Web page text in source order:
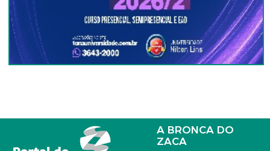
A BRONCA DO
ZACA